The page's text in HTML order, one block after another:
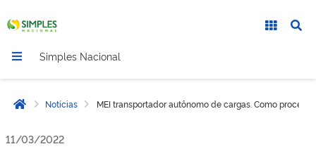
Simples Nacional
Página inicial
Notícias MEI transportador autônomo de cargas. Como
11/03/2022